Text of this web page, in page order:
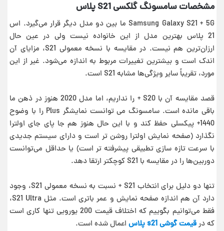
مشخصات سامسونگ گلکسی S21 پلاس
Samsung Galaxy S21 + 5G ما بین دو مدل دیگر قرار می‌گیرد. اس
21 پلاس بهترین مدل از این خانواده نیست ولی در عین حال
ارزان‌ترین هم نیست. در مقایسه با نسخه معمولی S21، مزایای آن
اندک است و بیشترین تغییرات مربوط به اندازه می‌شود. غیر از این
مورد، تقریباً سایر ویژگی‌ها مشابه S21 است.
قصد مقایسه آن با S20 + را نداریم، اما مدل 2020 هنوز در ذهن ما
باقی مانده است. سامسونگ می توانست نمایشگر Plus را با وضوح
1440+ پیکسلی حفظ کند و با این حال هنوز هم جا پای جای اولترا
نگذارد (صفحه نمایش اولترا روشن تر است و دارای سیستم جدیدی
با سرعت تازه سازی تطبیقی پیشرفته تر است) یا حداقل می‌توانست
دوربین‌ها را در مقایسه با S21 کوچکتر ارتقا دهد.
تنها دو دلیل برای انتخاب S21 + نسبت به نسخه معمولی S21، وجود
دارد آن هم اندازه صفحه نمایش و عمر باتری است. مثل S21 Ultra،
فقط می‌توانیم بگوییم که اختلاف قیمت 200 یورویی تنها کاری است
که درقیمت گوشی s21 پلاس اعمال شده است.